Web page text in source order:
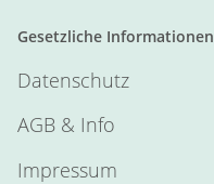
Gesetzliche Informationen
Datenschutz
AGB & Info
Impressum